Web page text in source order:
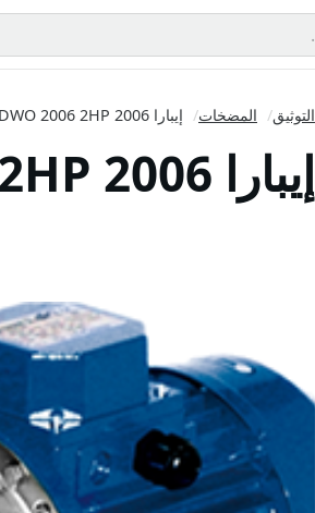
التوثيق/ المضخات/ إيبارا DWO 2006 2HP 2006
إيبارا DWO 2006 2HP 2006